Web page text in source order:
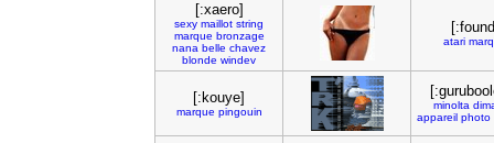
[:xaero]
sexy maillot string
marque bronzage
nana belle chavez
blonde windev
atari
[:kouye]
marque pingouin
minolta
appareil photo